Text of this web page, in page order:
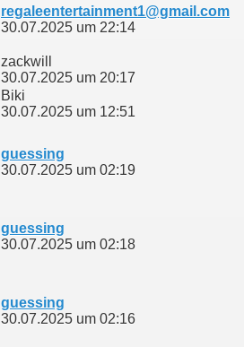
regaleentertainment1@gmail.com
30.07.2025 um 22:14
zackwill
30.07.2025 um 20:17
Biki
30.07.2025 um 12:51
guessing
30.07.2025 um 02:19
guessing
30.07.2025 um 02:18
guessing
30.07.2025 um 02:16